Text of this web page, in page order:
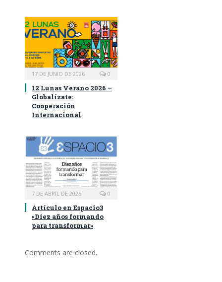
17 DE JUNIO DE 2026 0
12 Lunas Verano 2026 –
Globalízate:
Cooperación
Internacional
7 DE ABRIL DE 2026 0
Artículo en Espacio3
«Diez años formando
para transformar»
Comments are closed.